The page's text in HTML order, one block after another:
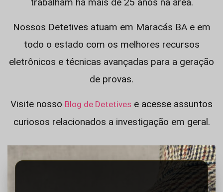
Nossos Detetives atuam em Maracás BA e em
todo o estado com os melhores recursos
eletrônicos e técnicas avançadas para a geração
de provas.
Visite nosso Blog de Detetives e acesse assuntos
curiosos relacionados a investigação em geral.